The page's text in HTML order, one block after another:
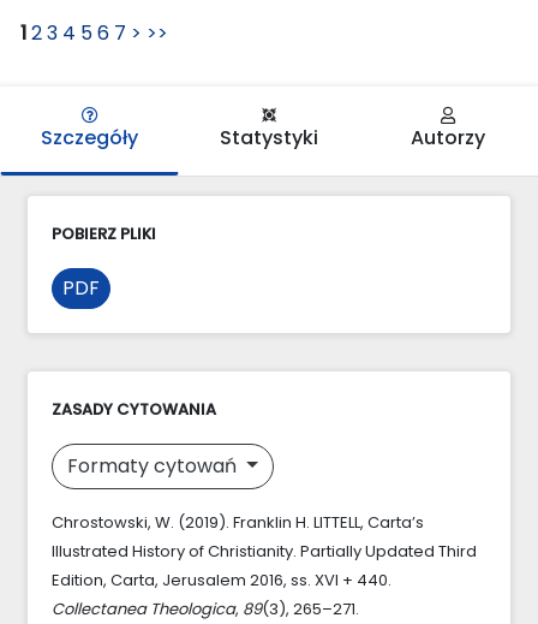
123 4 56 7 > >>
Szczegóły Statystyki Autorzy
POBIERZ PLIKI
PDF
ZASADY CYTOWANIA
Formaty cytowań
Chrostowski, W. (2019). Franklin H. LITTELL, Carta’s
Illustrated History of Christianity. Partially Updated Third
Edition, Carta, Jerusalem 2016, ss. XVI + 440.
Collectanea Theologica, 89(3), 265–271.